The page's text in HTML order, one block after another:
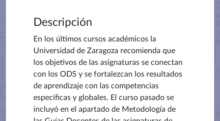
Descripción
En los últimos cursos académicos la
Universidad de Zaragoza recomienda que
los objetivos de las asignaturas se conectan
con los ODS y se fortalezcan los resultados
de aprendizaje con las competencias
específicas y globales. E l curso pasado se
incluyó en el apartado de Metodología de